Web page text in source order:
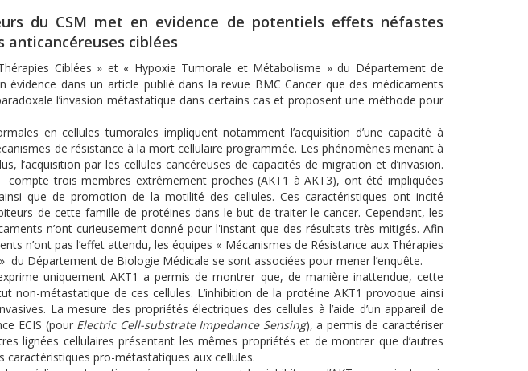
du CSM met en evidence de potentiels effets néfastes
anticancéreuses ciblées
Ciblées » et « Hypoxie Tumorale et Métabolisme » du Département de
dans un article publié dans la revue BMC Cancer que des médicaments
l’invasion métastatique dans certains cas et proposent une méthode pour
en cellules tumorales impliquent notamment l’acquisition d’une capacité à
de résistance à la mort cellulaire programmée. Les phénomènes menant à
l’acquisition par les cellules cancéreuses de capacités de migration et d’invasion.
trois membres extrêmement proches (AKT1 à AKT3), ont été impliquées
que de promotion de la motilité des cellules. Ces caractéristiques ont incité
de cette famille de protéines dans le but de traiter le cancer. Cependant, les
n’ont curieusement donné pour l'instant que des résultats très mitigés. Afin
n’ont pas l’effet attendu, les équipes « Mécanismes de Résistance aux Thérapies
du Département de Biologie Médicale se sont associées pour mener l’enquête.
uniquement AKT1 a permis de montrer que, de manière inattendue, cette
non-métastatique de ces cellules. L’inhibition de la protéine AKT1 provoque ainsi
La mesure des propriétés électriques des cellules à l’aide d’un appareil de
ECIS (pour Electric Cell-substrate Impedance Sensing), a permis de caractériser
lignées cellulaires présentant les mêmes propriétés et de montrer que d’autres
pro-métastatiques aux cellules.